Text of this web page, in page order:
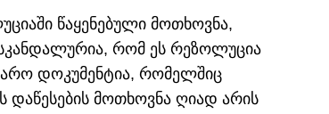
წაყენებული მოთხოვნა,
რომ ეს რეზოლუცია
დოკუმენტია, რომელშიც
დაწესების მოთხოვნა ღიად არის